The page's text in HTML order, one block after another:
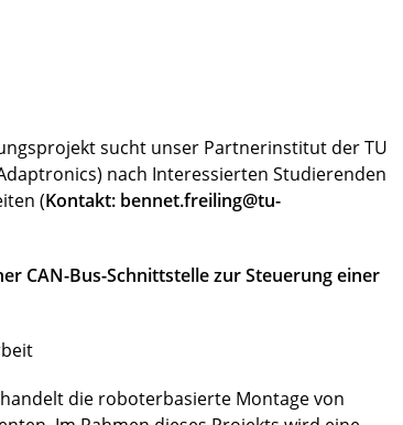
sucht unser Partnerinstitut der TU
nach Interessierten Studierenden
(Kontakt: bennet.freiling@tu-
CAN-Bus-Schnittstelle zur Steuerung einer
die roboterbasierte Montage von